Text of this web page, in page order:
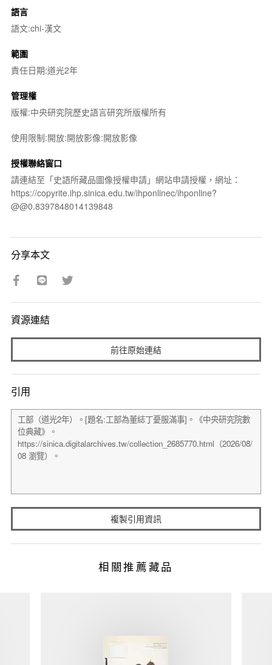
語言
語文:chi-漢文
範圍
責任日期:道光2年
管理權
版權:中央研究院歷史語言研究所版權所有
使用限制:開放:開放影像:開放影像
授權聯絡窗口
請連結至「史語所藏品圖像授權申請」網站申請授權，網址：
https://copyrite.ihp.sinica.edu.tw/ihponlinec/ihponline?
@@0.8397848014139848
分享本文
資源連結
前往原始連結
引用
複製引用資訊
相關推薦藏品